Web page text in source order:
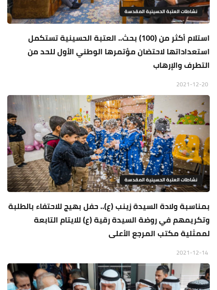
نشاطات العتبة الحسينية المقدسة
استلام أكثر من (100) بحث.. العتبة الحسينية تستكمل
استعداداتها لاحتضان مؤتمرها الوطني الأول للحد من
التطرف والإرهاب
نشاطات العتبة الحسينية المقدسة
بمناسبة ولادة السيدة زينب (ع).. حفل بهيج للاحتفاء بالطلبة
وتكريمهم في روضة السيدة رقية (ع) للايتام التابعة
لممثلية مكتب المرجع الأعلى